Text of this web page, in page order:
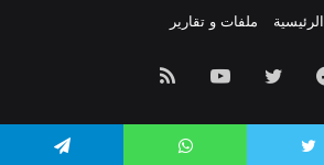
الرئيسية
ملفات و تقارير
فيسبوك تويتر يوتيوبملخص
الموقع